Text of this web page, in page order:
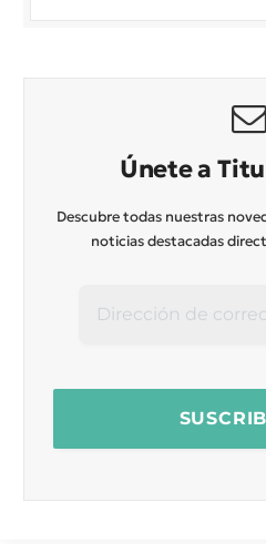
Únete a
Descubre todas nuestras
noticias destacadas